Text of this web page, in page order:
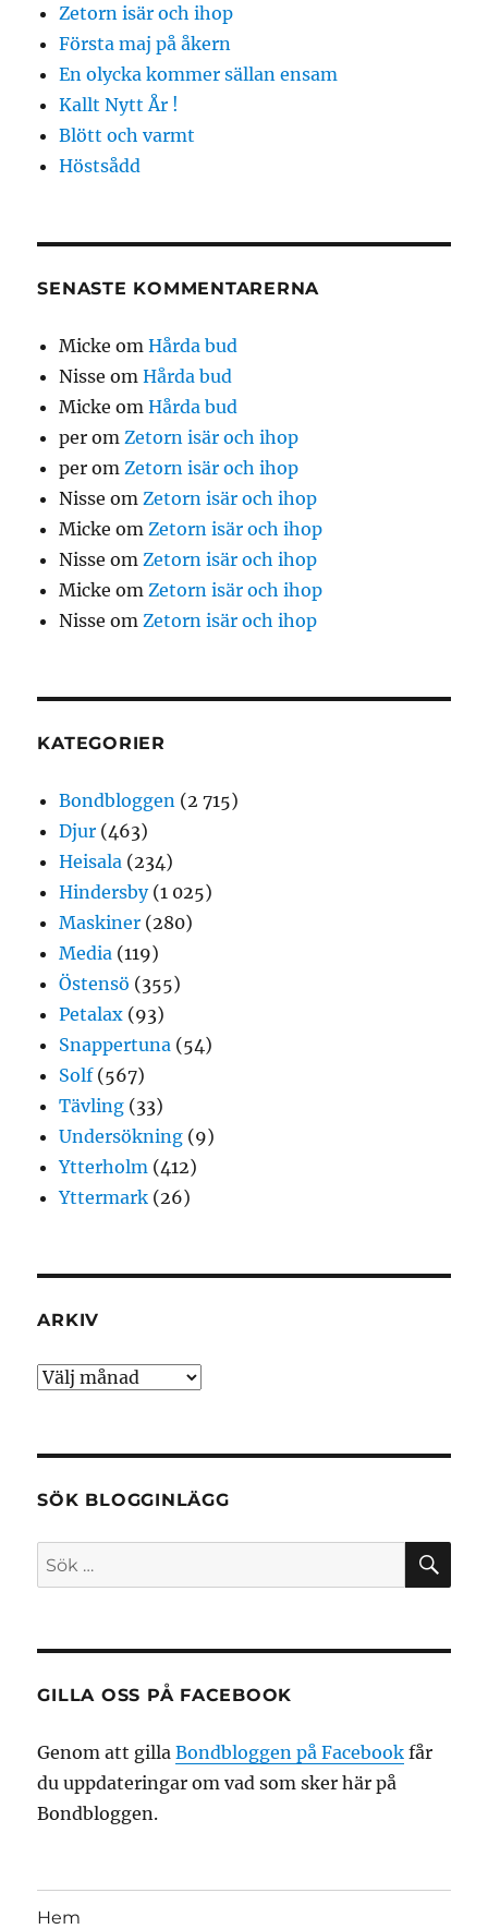
Zetorn isär och ihop
Första maj på åkern
En olycka kommer sällan ensam
Kallt Nytt År !
Blött och varmt
Höstsådd
SENASTE KOMMENTARERNA
Micke omHårda bud
Nisse omHårda bud
Micke omHårda bud
per omZetorn isär och ihop
per omZetorn isär och ihop
Nisse omZetorn isär och ihop
Micke omZetorn isär och ihop
Nisse omZetorn isär och ihop
Micke omZetorn isär och ihop
Nisse omZetorn isär och ihop
KATEGORIER
Bondbloggen (2 715)
Djur (463)
Heisala (234)
Hindersby(1 025)
Maskiner (280)
Media (119)
Östensö (355)
Petalax (93)
Snappertuna (54)
Solf(567)
Tävling (33)
Undersökning (9)
Ytterholm (412)
Yttermark (26)
ARKIV
Arkiv
SÖK BLOGGINLÄGG
Sök
efter:
GILLA OSS PÅ FACEBOOK
Genom att gillaBondbloggen på Facebook får
du uppdateringar om vad som sker här på
Bondbloggen.
Hem